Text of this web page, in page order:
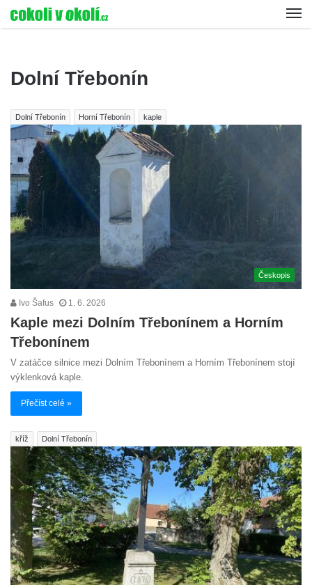
Dolní Třebonín
Dolní Třebonín Horní Třebonín kaple
Českopis
Ivo Šafus 1. 6. 2026
Kaple mezi Dolním Třebonínem a Horním
Třebonínem
V zatáčce silnice mezi Dolním Třebonínem a Horním Třebonínem stojí
výklenková kaple.
Přečíst celé »
kříž Dolní Třebonín